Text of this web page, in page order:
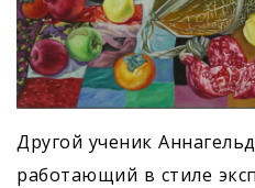
Другой ученик
работающий в стиле